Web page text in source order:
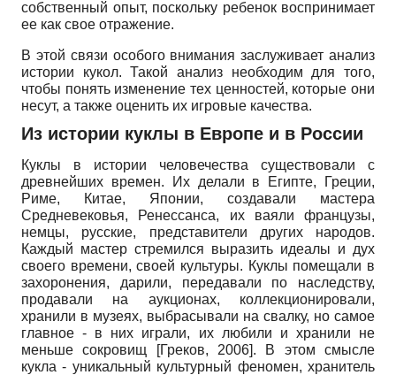
собственный опыт, поскольку ребенок воспринимает
ее как свое отражение.
В этой связи особого внимания заслуживает анализ
истории кукол. Такой анализ необходим для того,
чтобы понять изменение тех ценностей, которые они
несут, а также оценить их игровые качества.
Из истории куклы в Европе и в России
Куклы в истории человечества существовали с
древнейших времен. Их делали в Египте, Греции,
Риме, Китае, Японии, создавали мастера
Средневековья, Ренессанса, их ваяли французы,
немцы, русские, представители других народов.
Каждый мастер стремился выразить идеалы и дух
своего времени, своей культуры. Куклы помещали в
захоронения, дарили, передавали по наследству,
продавали на аукционах, коллекционировали,
хранили в музеях, выбрасывали на свалку, но самое
главное - в них играли, их любили и хранили не
меньше сокровищ
[Греков, 2006]. В этом смысле
кукла - уникальный культурный феномен, хранитель